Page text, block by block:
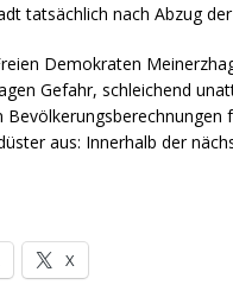
tatsächlich nach Abzug
Demokraten
Gefahr, schleichend
Bevölkerungsberechnungen
aus: Innerhalb der
X